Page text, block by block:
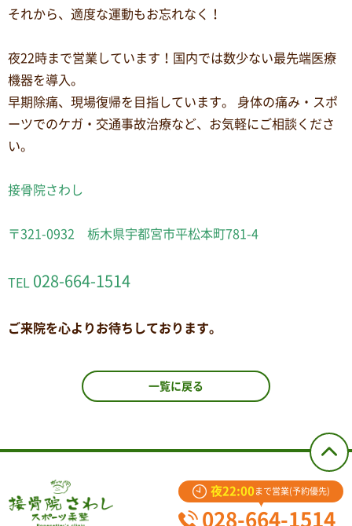
それから、適度な運動もお忘れなく！
夜22時まで営業しています！国内では数少ない最先端医療
機器を導入。
早期除痛、現場復帰を目指しています。 身体の痛み・スポ
ーツでのケガ・交通事故治療など、お気軽にご相談くださ
い。
接骨院さわし
〒321-0932 栃木県宇都宮市平松本町781-4
TEL 028-664-1514
ご来院を心よりお待ちしております。
一覧に戻る
夜22:00 まで営業(予約優先)
028-664-1514